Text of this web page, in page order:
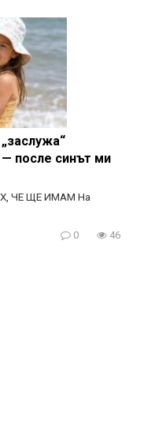
после синът ми
ЧЕ ЩЕ ИМАМ На
0 46